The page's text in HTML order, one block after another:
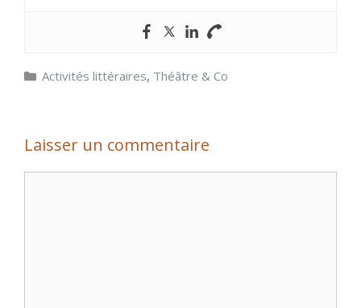
Catégories
Activités littéraires, Théâtre & Co
Laisser un commentaire